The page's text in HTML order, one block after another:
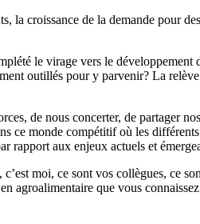
croissance de la demande pour
le virage vers le
outillés pour y parvenir? La
de nous concerter, de partager
monde compétitif où les
rapport aux enjeux actuels et
moi, ce sont vos collègues, ce
agroalimentaire que vous